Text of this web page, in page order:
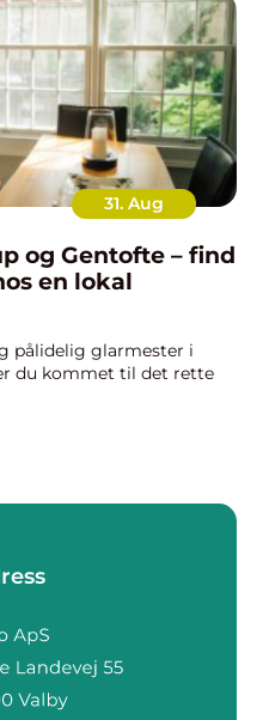
31. Aug
og Gentofte – find
en lokal
pålidelig glarmester i
du kommet til det rette